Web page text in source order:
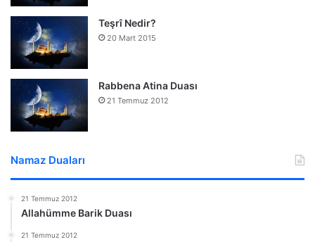
Teşrî Nedir?
20 Mart 2015
Rabbena Atina Duası
21 Temmuz 2012
Namaz Duaları
21 Temmuz 2012
Allahümme Barik Duası
21 Temmuz 2012